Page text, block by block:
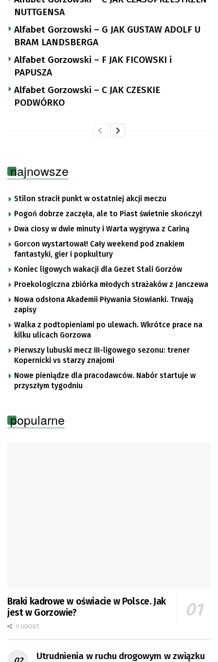
NUTTGENSA
Alfabet Gorzowski – G JAK GUSTAW ADOLF U
BRAM LANDSBERGA
Alfabet Gorzowski – F JAK FICOWSKI i
PAPUSZA
Alfabet Gorzowski – C JAK CZESKIE
PODWÓRKO
najnowsze
Stilon stracił punkt w ostatniej akcji meczu
Pogoń dobrze zaczęła, ale to Piast świetnie skończył
Dwa ciosy w dwie minuty i Warta wygrywa z Cariną
Gorcon wystartował! Cały weekend pod znakiem
fantastyki, gier i popkultury
Koniec ligowych wakacji dla Gezet Stali Gorzów
Proekologiczna zbiórka młodych strażaków z Janczewa
Nowa odsłona Akademii Pływania Słowianki. Trwają
zapisy
Walka z podtopieniami po ulewach. Wkrótce prace na
kilku ulicach Gorzowa
Pierwszy lubuski mecz III-ligowego sezonu: trener
Kopernicki vs starzy znajomi
Nowe pieniądze dla pracodawców. Nabór startuje w
przyszłym tygodniu
popularne
Braki kadrowe w oświacie w Polsce. Jak
jest w Gorzowie?
0 UDOST.
Utrudnienia w ruchu drogowym w związku